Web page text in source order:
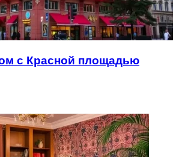
с Красной площадью